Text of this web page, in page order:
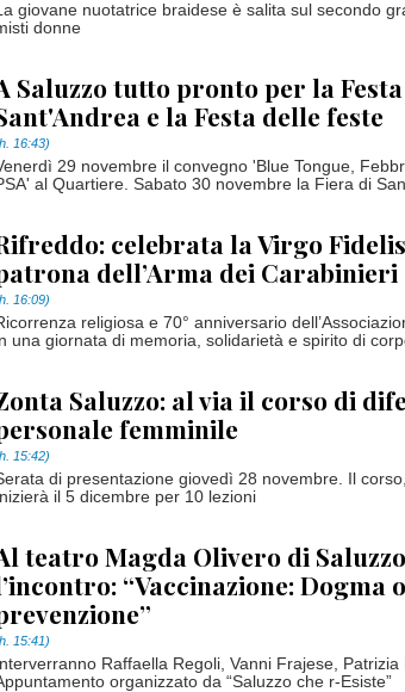
giovane nuotatrice braidese è salita sul secondo
donne
Saluzzo tutto pronto per la
e la Festa delle feste
16:43)
29 novembre il convegno 'Blue Tongue,
al Quartiere. Sabato 30 novembre la Fiera di
celebrata la Virgo
dell’Arma dei Carabinieri
16:09)
religiosa e 70° anniversario
una giornata di memoria, solidarietà e spirito di
Saluzzo: al via il corso di
femminile
15:42)
di presentazione giovedì 28 novembre. Il
Inizierà il 5 dicembre per 10 lezioni
teatro Magda Olivero di Saluzzo
“Vaccinazione: Dogma o
15:41)
Interverranno Raffaella Regoli, Vanni Frajese,
organizzato da “Saluzzo che r-Esiste”